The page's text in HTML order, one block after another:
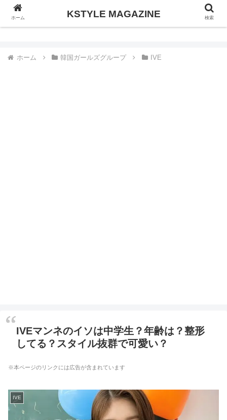
KSTYLE MAGAZINE
ホーム 韓国ガールズグループ IVE
IVEマンネのイソは中学生？年齢は？整形
してる？スタイル抜群で可愛い？
※本ページのリンクには広告が含まれています
IVE
ホーム KSTYLE MAGAZINE 検索